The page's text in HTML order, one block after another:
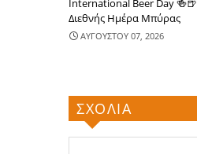
International Beer Day 🍻🍺
Διεθνής Ημέρα Μπύρας
ΑΥΓΟΥΣΤΟΥ 07, 2026
ΣΧΟΛΙΑ